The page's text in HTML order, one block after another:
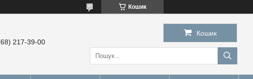
Кошик
217-39-00
Кошик